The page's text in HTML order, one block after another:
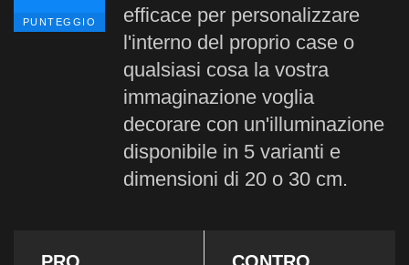
PUNTEGGIO
efficace per personalizzare
l'interno del proprio case o
qualsiasi cosa la vostra
immaginazione voglia
decorare con un'illuminazione
disponibile in 5 varianti e
dimensioni di 20 o 30 cm.